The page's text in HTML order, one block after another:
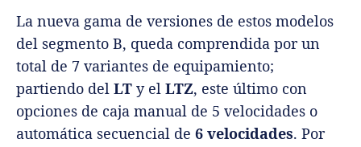
La nueva gama de versiones de estos modelos
del segmento B, queda comprendida por un
total de 7 variantes de equipamiento;
partiendo del LT y el LTZ, este último con
opciones de caja manual de 5 velocidades o
automática secuencial de 6 velocidades. Por